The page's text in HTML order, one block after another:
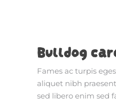
Bulldog
Fames ac turpis
aliquet nibh
sed libero enim sed